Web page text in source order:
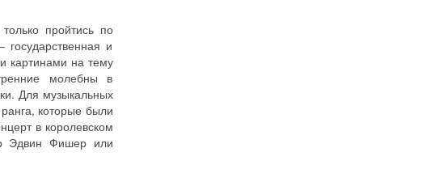
пройтись по
и
картинами на тему
молебны в
Для музыкальных
которые были
в королевском
Эдвин Фишер или